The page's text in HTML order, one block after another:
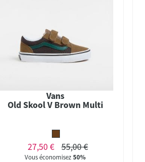
Vans
Old Skool V Brown Multi
27,50 € 55,00 €
Vous économisez50%